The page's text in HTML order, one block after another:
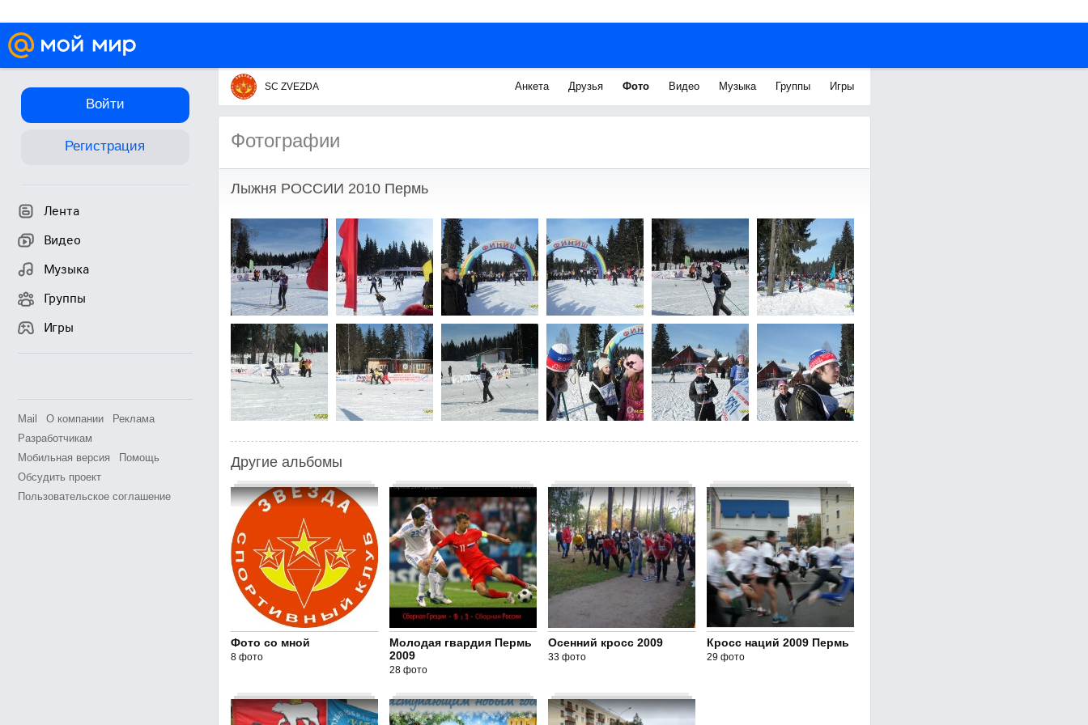
Войти
Регистрация
Лента
Видео
Музыка
Группы
Игры
Mail О компании
Реклама
Разработчикам
Мобильная версия
Помощь
Обсудить проект
Пользовательское соглашение
SC ZVEZDA Анкета Друзья Фото Видео Музыка Группы Игры
Фотографии
Лыжня РОССИИ 2010 Пермь
Другие альбомы
Фото со мной
8 фото
Молодая гвардия Пермь
2009
28 фото
Осенний кросс 2009
33 фото
Кросс наций 2009 Пермь
29 фото